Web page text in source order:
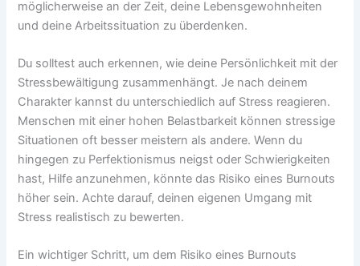
möglicherweise an der Zeit, deine Lebensgewohnheiten
und deine Arbeitssituation zu überdenken.
Du solltest auch erkennen, wie deine Persönlichkeit mit der
Stressbewältigung zusammenhängt. Je nach deinem
Charakter kannst du unterschiedlich auf Stress reagieren.
Menschen mit einer hohen Belastbarkeit können stressige
Situationen oft besser meistern als andere. Wenn du
hingegen zu Perfektionismus neigst oder Schwierigkeiten
hast, Hilfe anzunehmen, könnte das Risiko eines Burnouts
höher sein. Achte darauf, deinen eigenen Umgang mit
Stress realistisch zu bewerten.
Ein wichtiger Schritt, um dem Risiko eines Burnouts